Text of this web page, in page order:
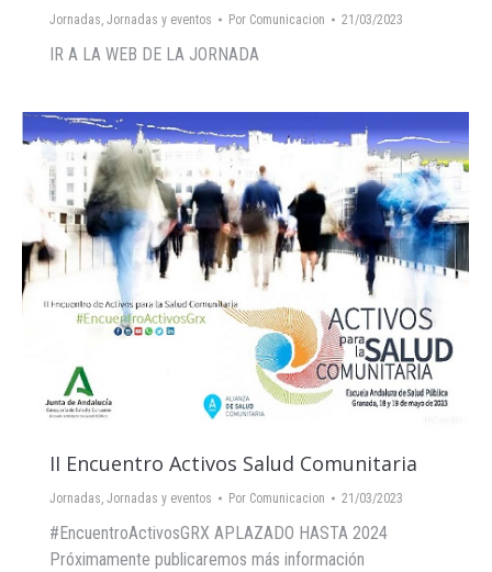
Jornadas, Jornadas y eventos Por Comunicacion 21/03/2023
IR A LA WEB DE LA JORNADA
II Encuentro Activos Salud Comunitaria
Jornadas, Jornadas y eventos Por Comunicacion 21/03/2023
#EncuentroActivosGRX APLAZADO HASTA 2024
Próximamente publicaremos más información